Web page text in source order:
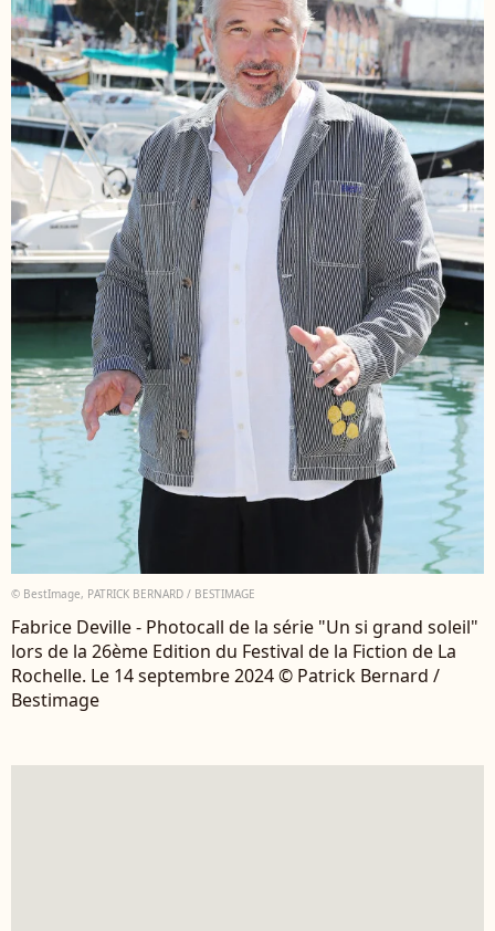
© BestImage, PATRICK BERNARD / BESTIMAGE
Fabrice Deville - Photocall de la série "Un si grand soleil"
lors de la 26ème Edition du Festival de la Fiction de La
Rochelle. Le 14 septembre 2024 © Patrick Bernard /
Bestimage